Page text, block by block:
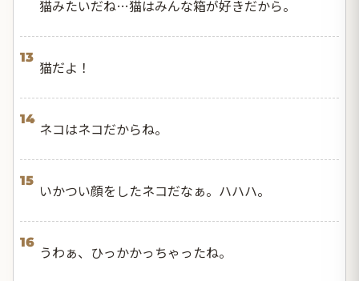
猫みたいだね…猫はみんな箱が好きだから。
13
猫だよ！
14
ネコはネコだからね。
15
いかつい顔をしたネコだなぁ。ハハハ。
16
うわぁ、ひっかかっちゃったね。